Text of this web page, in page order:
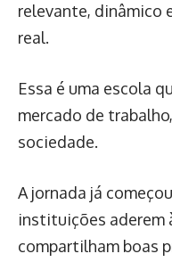
relevante, dinâmico
real.
Essa é uma escola
mercado de
sociedade.
A jornada já
instituições aderem
compartilham boas